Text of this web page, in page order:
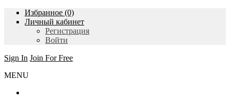
Избранное (0)
Личный кабинет
Регистрация
Войти
Sign In Join For Free
MENU